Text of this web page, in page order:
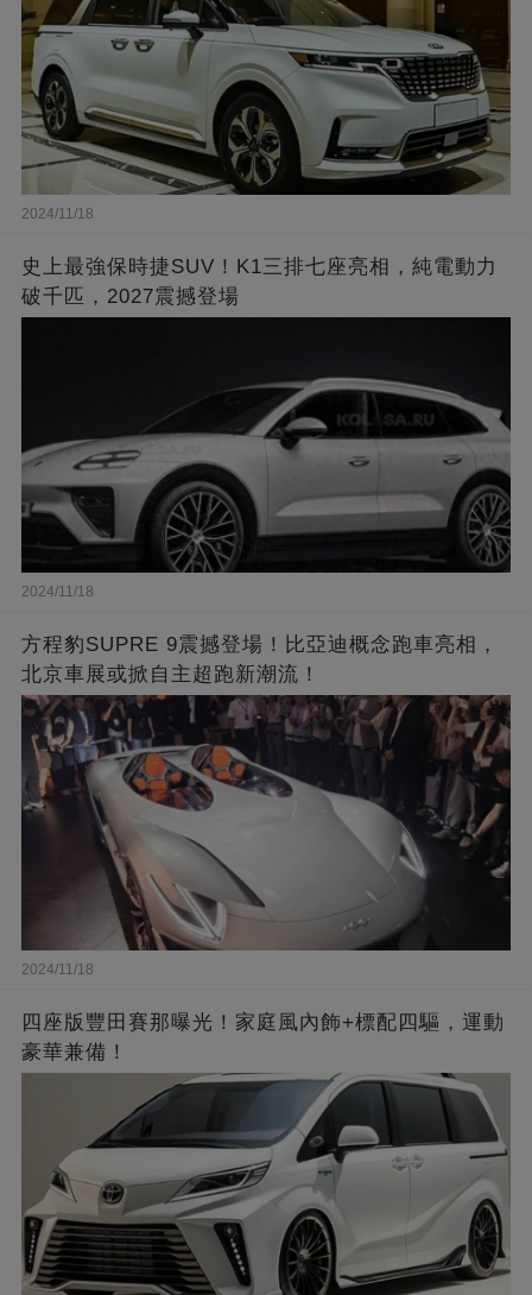
2024/11/18
史上最強保時捷SUV！K1三排七座亮相，純電動力
破千匹，2027震撼登場
2024/11/18
方程豹SUPRE 9震撼登場！比亞迪概念跑車亮相，
北京車展或掀自主超跑新潮流！
2024/11/18
四座版豐田賽那曝光！家庭風內飾+標配四驅，運動
豪華兼備！